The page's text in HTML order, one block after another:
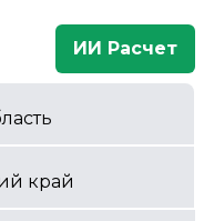
ИИ Расчет